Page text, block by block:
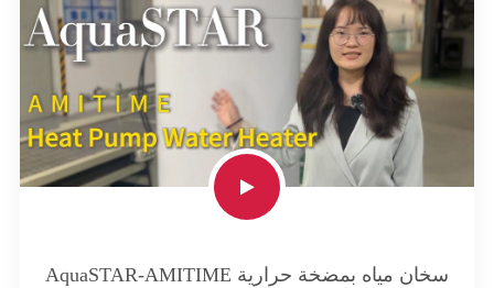
AquaSTAR-AMITIME سخان مياه بمضخة حرارية